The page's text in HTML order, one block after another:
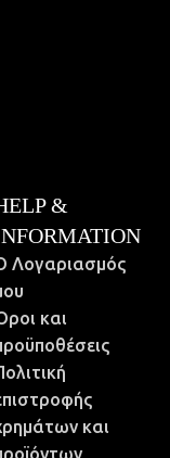
&
Λογαριασμός
και
και